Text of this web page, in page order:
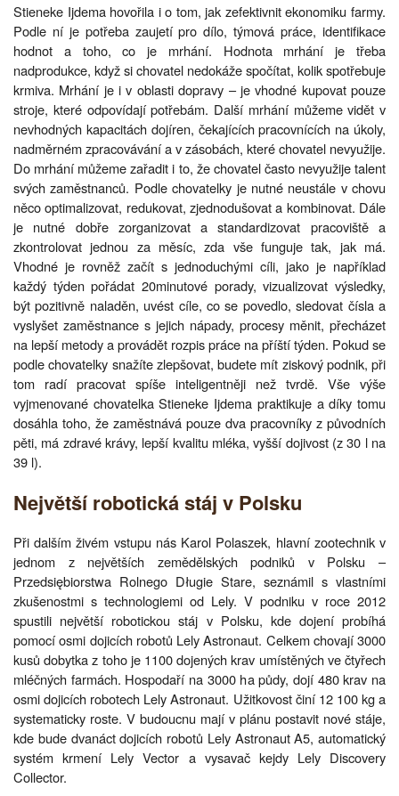
Stieneke Ijdema hovořila i o tom, jak zefektivnit ekonomiku farmy.
Podle ní je potřeba zaujetí pro dílo, týmová práce, identifikace
hodnot a toho, co je mrhání. Hodnota mrhání je třeba
nadprodukce, když si chovatel nedokáže spočítat, kolik spotřebuje
krmiva. Mrhání je i v oblasti dopravy – je vhodné kupovat pouze
stroje, které odpovídají potřebám. Další mrhání můžeme vidět v
nevhodných kapacitách dojíren, čekajících pracovnících na úkoly,
nadměrném zpracovávání a v zásobách, které chovatel nevyužije.
Do mrhání můžeme zařadit i to, že chovatel často nevyužije talent
svých zaměstnanců. Podle chovatelky je nutné neustále v chovu
něco optimalizovat, redukovat, zjednodušovat a kombinovat. Dále
je nutné dobře zorganizovat a standardizovat pracoviště a
zkontrolovat jednou za měsíc, zda vše funguje tak, jak má.
Vhodné je rovněž začít s jednoduchými cíli, jako je například
každý týden pořádat 20minutové porady, vizualizovat výsledky,
být pozitivně naladěn, uvést cíle, co se povedlo, sledovat čísla a
vyslyšet zaměstnance s jejich nápady, procesy měnit, přecházet
na lepší metody a provádět rozpis práce na příští týden. Pokud se
podle chovatelky snažíte zlepšovat, budete mít ziskový podnik, při
tom radí pracovat spíše inteligentněji než tvrdě. Vše výše
vyjmenované chovatelka Stieneke Ijdema praktikuje a díky tomu
dosáhla toho, že zaměstnává pouze dva pracovníky z původních
pěti, má zdravé krávy, lepší kvalitu mléka, vyšší dojivost (z 30 l na
39 l).
Největší robotická stáj v Polsku
Při dalším živém vstupu nás Karol Polaszek, hlavní zootechnik v
jednom z největších zemědělských podniků v Polsku –
Przedsiębiorstwa Rolnego Długie Stare, seznámil s vlastními
zkušenostmi s technologiemi od Lely. V podniku v roce 2012
spustili největší robotickou stáj v Polsku, kde dojení probíhá
pomocí osmi dojicích robotů Lely Astronaut. Celkem chovají 3000
kusů dobytka z toho je 1100 dojených krav umístěných ve čtyřech
mléčných farmách. Hospodaří na 3000 ha půdy, dojí 480 krav na
osmi dojicích robotech Lely Astronaut. Užitkovost činí 12 100 kg a
systematicky roste. V budoucnu mají v plánu postavit nové stáje,
kde bude dvanáct dojicích robotů Lely Astronaut A5, automatický
systém krmení Lely Vector a vysavač kejdy Lely Discovery
Collector.